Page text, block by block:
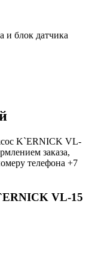
и блок датчика
K`ERNICK VL-
заказа,
телефона +7
VL-15